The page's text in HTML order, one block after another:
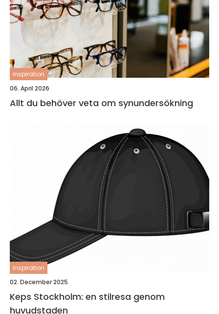
inspiration
06. April 2026
Allt du behöver veta om synundersökning
inspiration
02. December 2025
Keps Stockholm: en stilresa genom
huvudstaden